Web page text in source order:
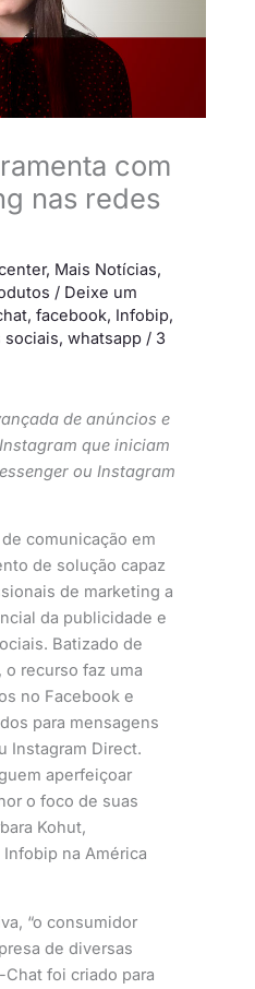
com
nas redes
, Mais Notícias,
/ Deixe um
, facebook, Infobip,
sociais, whatsapp / 3
de anúncios e
que iniciam
ou Instagram
comunicação em
de solução capaz
de marketing a
da publicidade e
Batizado de
o recurso faz uma
no Facebook e
para mensagens
Instagram Direct.
aperfeiçoar
o foco de suas
Kohut,
na América
“o consumidor
de diversas
foi criado para